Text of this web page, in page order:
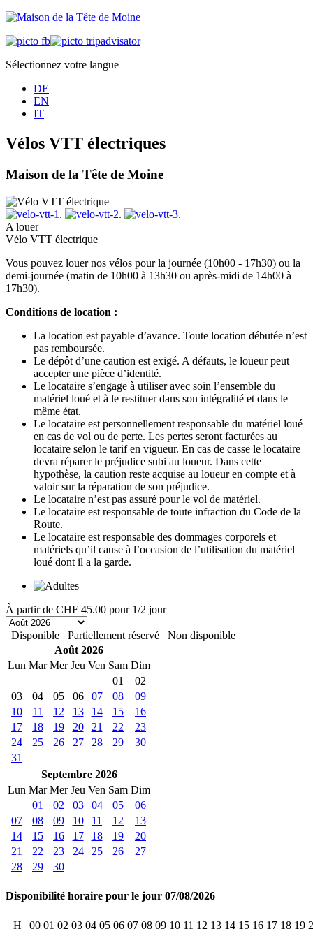
Sélectionnez votre langue
DE
EN
IT
Vélos VTT électriques
Maison de la Tête de Moine
A louer
Vélo VTT électrique
Vous pouvez louer nos vélos pour la journée (10h00 - 17h30) ou la
demi-journée (matin de 10h00 à 13h30 ou après-midi de 14h00 à
17h30).
Conditions de location :
La location est payable d’avance. Toute location débutée n’est
pas remboursée.
Le dépôt d’une caution est exigé. A défauts, le loueur peut
accepter une pièce d’identité.
Le locataire s’engage à utiliser avec soin l’ensemble du
matériel loué et à le restituer dans son intégralité et dans le
même état.
Le locataire est personnellement responsable du matériel loué
en cas de vol ou de perte. Les pertes seront facturées au
locataire selon le tarif en vigueur. En cas de casse le locataire
devra réparer le préjudice subi au loueur. Dans cette
hypothèse, la caution reste acquise au loueur en compte et à
valoir sur la réparation de son préjudice.
Le locataire n’est pas assuré pour le vol de matériel.
Le locataire est responsable de toute infraction du Code de la
Route.
Le locataire est responsable des dommages corporels et
matériels qu’il cause à l’occasion de l’utilisation du matériel
loué dont il a la garde.
À partir de CHF 45.00 pour 1/2 jour
Disponible Partiellement réservé
Non disponible
Août 2026
Lun Mar Mer Jeu Ven Sam Dim
01
02
03
04 05 06 07 08
09
10
11 12 13 14 15
16
17
18 19 20 21 22
23
24
25 26 27 28 29
30
31
Septembre 2026
Lun Mar Mer Jeu Ven Sam Dim
01
02 03 04 05
06
07
08 09 10 11 12
13
14
15 16 17 18 19
20
21
22 23 24 25 26
27
28
29 30
Disponibilité horaire pour le jour 07/08/2026
H 00 01 02 03 04 05 06 07 08 09 10 11 12 13 14 15 16 17 18 19